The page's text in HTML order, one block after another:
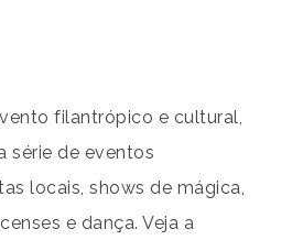
filantrópico e cultural,
série de eventos
locais, shows de mágica,
e dança. Veja a